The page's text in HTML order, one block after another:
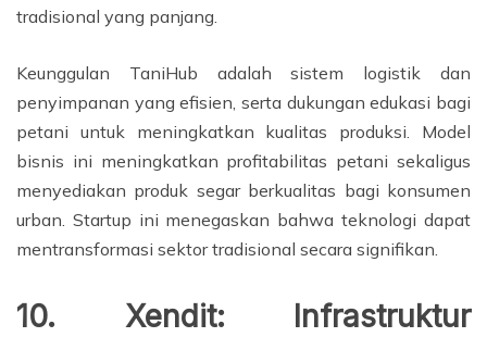
tradisional yang panjang.
Keunggulan TaniHub adalah sistem logistik dan
penyimpanan yang efisien, serta dukungan edukasi bagi
petani untuk meningkatkan kualitas produksi. Model
bisnis ini meningkatkan profitabilitas petani sekaligus
menyediakan produk segar berkualitas bagi konsumen
urban. Startup ini menegaskan bahwa teknologi dapat
mentransformasi sektor tradisional secara signifikan.
10. Xendit: Infrastruktur